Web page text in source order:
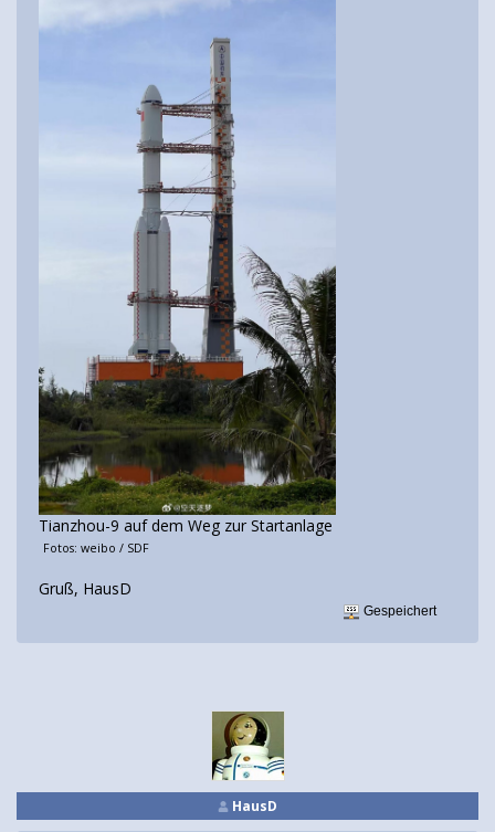
Tianzhou-9 auf dem Weg zur Startanlage
Fotos: weibo / SDF
Gruß, HausD
Gespeichert
HausD